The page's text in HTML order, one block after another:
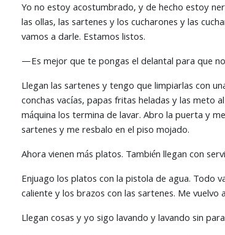
Yo no estoy acostumbrado, y de hecho estoy
las ollas, las sartenes y los cucharones y las
vamos a darle. Estamos listos.
—Es mejor que te pongas el delantal para que
Llegan las sartenes y tengo que limpiarlas con
conchas vacías, papas fritas heladas y las meto
máquina los termina de lavar. Abro la puerta y
sartenes y me resbalo en el piso mojado.
Ahora vienen más platos. También llegan con
Enjuago los platos con la pistola de agua. Todo
caliente y los brazos con las sartenes. Me vuelvo
Llegan cosas y yo sigo lavando y lavando sin